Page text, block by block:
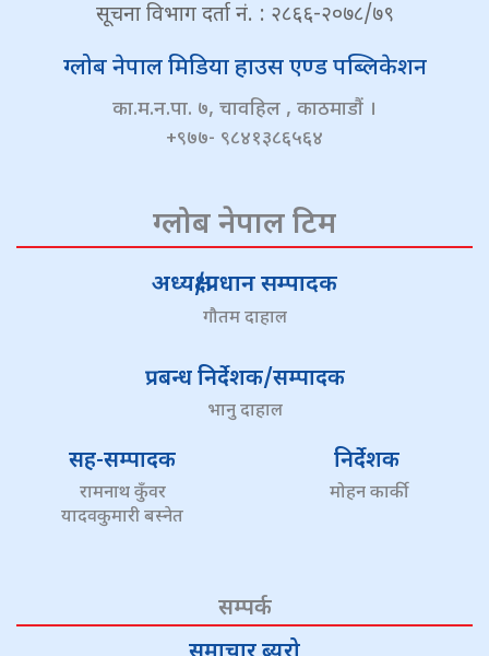
सूचना विभाग दर्ता नं. : २८६६-२०७८/७९
ग्लोब नेपाल मिडिया हाउस एण्ड पब्लिकेशन
का.म.न.पा. ७, चावहिल , काठमाडौं ।
+९७७- ९८४१३८६५६४
ग्लोब नेपाल टिम
अध्यक्ष/प्रधान सम्पादक
गौतम दाहाल
प्रबन्ध निर्देशक/सम्पादक
भानु दाहाल
सह-सम्पादक
रामनाथ कुँवर
यादवकुमारी बस्नेत
निर्देशक
मोहन कार्की
सम्पर्क